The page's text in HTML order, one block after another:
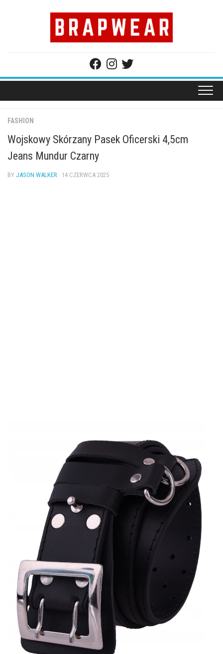
FASHION
Wojskowy Skórzany Pasek Oficerski 4,5cm
Jeans Mundur Czarny
BY JASON WALKER · 14 CZERWCA 2025